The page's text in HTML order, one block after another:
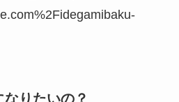
りたいの？